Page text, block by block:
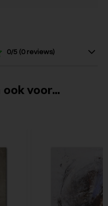
0/5 (0 reviews)
voor...